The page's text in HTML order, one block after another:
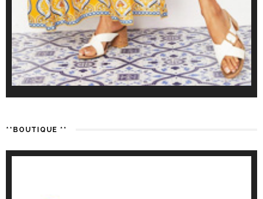
**BOUTIQUE **